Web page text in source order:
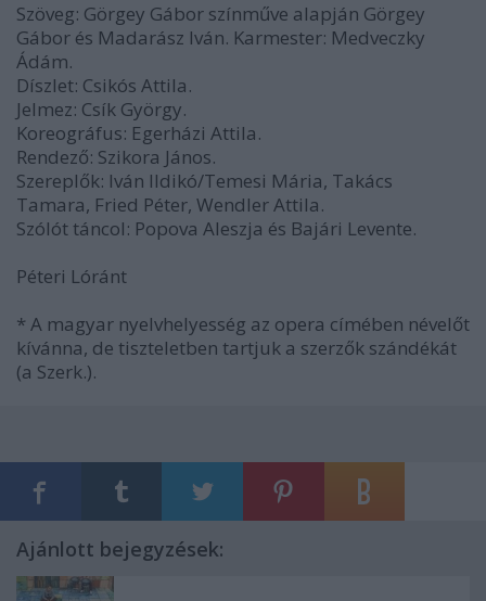
Szöveg: Görgey Gábor színműve alapján Görgey
Gábor és Madarász Iván. Karmester: Medveczky
Ádám.
Díszlet: Csikós Attila.
Jelmez: Csík György.
Koreográfus: Egerházi Attila.
Rendező: Szikora János.
Szereplők: Iván Ildikó/Temesi Mária, Takács
Tamara, Fried Péter, Wendler Attila.
Szólót táncol: Popova Aleszja és Bajári Levente.
Péteri Lóránt
* A magyar nyelvhelyesség az opera címében névelőt
kívánna, de tiszteletben tartjuk a szerzők szándékát
(a Szerk.).
Ajánlott bejegyzések: